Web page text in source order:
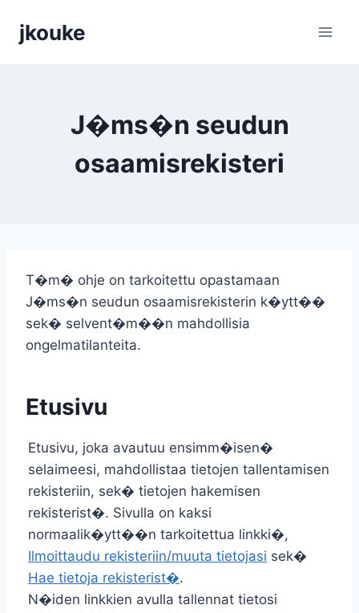
sisältöön
jkouke
J�ms�n seudun
osaamisrekisteri
T�m� ohje on tarkoitettu opastamaan
J�ms�n seudun osaamisrekisterin k�ytt��
sek� selvent�m��n mahdollisia
ongelmatilanteita.
Etusivu
Etusivu, joka avautuu ensimm�isen�
selaimeesi, mahdollistaa tietojen tallentamisen
rekisteriin, sek� tietojen hakemisen
rekisterist�. Sivulla on kaksi
normaalik�ytt��n tarkoitettua linkki�,
Ilmoittaudu rekisteriin/muuta tietojasi sek�
Hae tietoja rekisterist�.
N�iden linkkien avulla tallennat tietosi